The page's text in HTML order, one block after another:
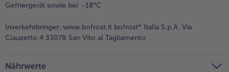
Gefriergerät sowie bei -18°C
Inverkehrbringer: www.bofrost.it bofrost* Italia S.p.A. Via
Clauzetto 4 33078 San Vito al Tagliamento
Nährwerte